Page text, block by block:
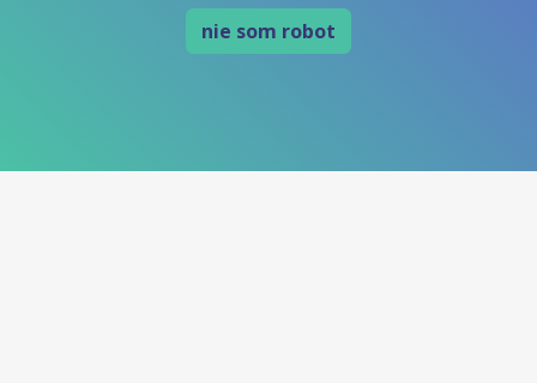
nie som robot